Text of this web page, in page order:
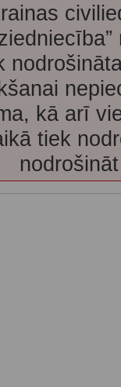
kā arī
tiek